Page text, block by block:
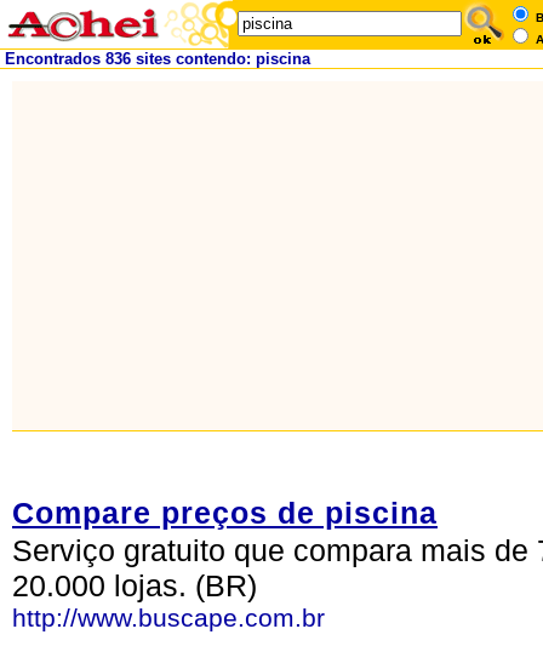
Encontrados 836 sites contendo: piscina
Compare preços de piscina
Serviço gratuito que compara mais
20.000 lojas. (BR)
http://www.buscape.com.br